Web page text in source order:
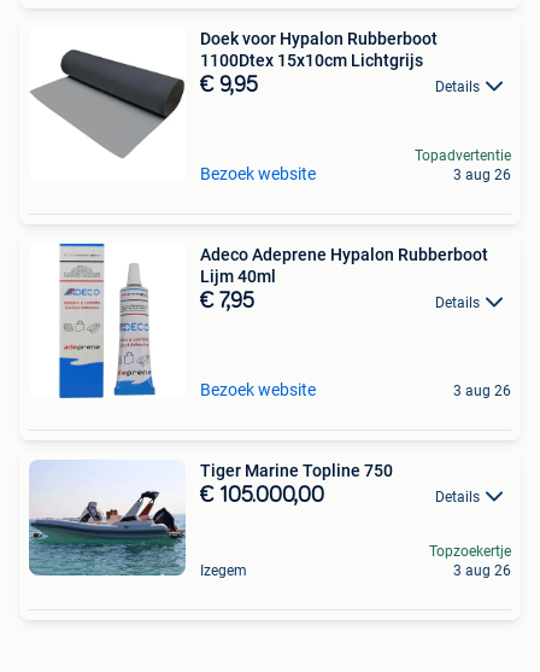
Doek voor Hypalon Rubberboot
1100Dtex 15x10cm Lichtgrijs
€ 9,95 Details
Bezoek website
Topadvertentie
3 aug 26
Adeco Adeprene Hypalon Rubberboot
Lijm 40ml
€ 7,95 Details
Bezoek website 3 aug 26
Tiger Marine Topline 750
€ 105.000,00 Details
Izegem
Topzoekertje
3 aug 26